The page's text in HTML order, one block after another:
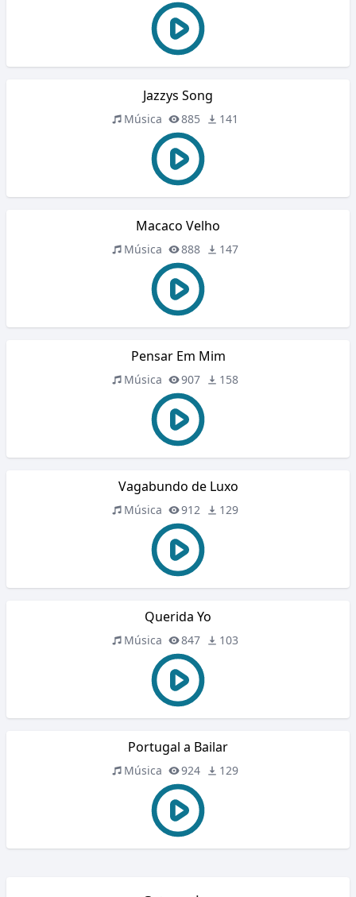
Jazzys Song
Música 885 141
Macaco Velho
Música 888 147
Pensar Em Mim
Música 907 158
Vagabundo de Luxo
Música 912 129
Querida Yo
Música 847 103
Portugal a Bailar
Música 924 129